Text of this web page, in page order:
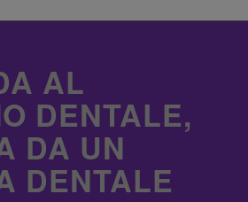
AL
DENTALE,
DA UN
DENTALE